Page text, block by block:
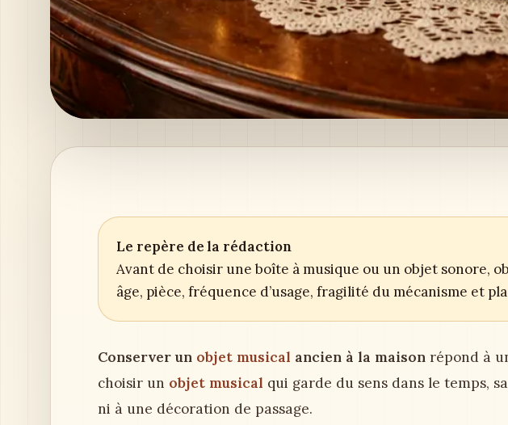
Le repère de la rédaction
Avant de choisir une boîte à musique ou un objet sonore,
âge, pièce, fréquence d’usage, fragilité du mécanisme et
Conserver un objet musical ancien à la maison répond à
choisir un objet musical qui garde du sens dans le temps,
ni à une décoration de passage.